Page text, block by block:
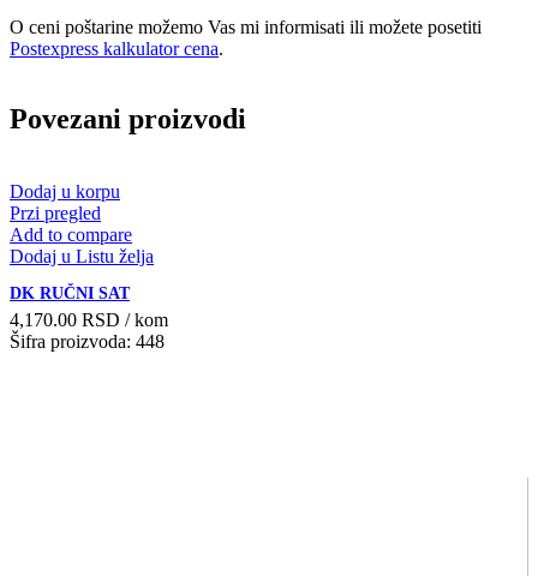
O ceni poštarine možemo Vas mi informisati ili možete posetiti
Postexpress kalkulator cena.
Povezani proizvodi
Dodaj u korpu
Przi pregled
Add to compare
Dodaj u Listu želja
DK RUČNI SAT
4,170.00 RSD / kom
Šifra proizvoda: 448